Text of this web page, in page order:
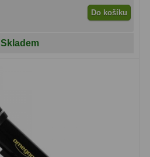
Do košíku
Skladem